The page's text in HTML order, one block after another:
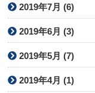
2019年7月 (6)
2019年6月 (3)
2019年5月 (7)
2019年4月 (1)